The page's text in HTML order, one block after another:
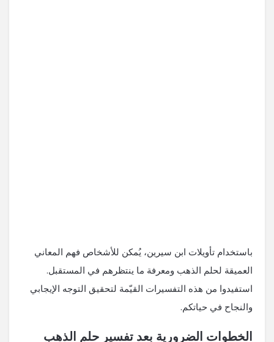
باستخدام تأويلات ابن ‌سيرين، يُمكن للأشخاص فهم المعاني
العميقة لحلم الذهب ومعرفة ما ينتظرهم في المستقبل.
استفيدوا من هذه التفسيرات القيّمة ⁤لتحقيق التوجه الإيجابي
⁢والنجاح في حياتكم.
الخطوات الضرورية ​بعد تفسير حلم‌ الذهب